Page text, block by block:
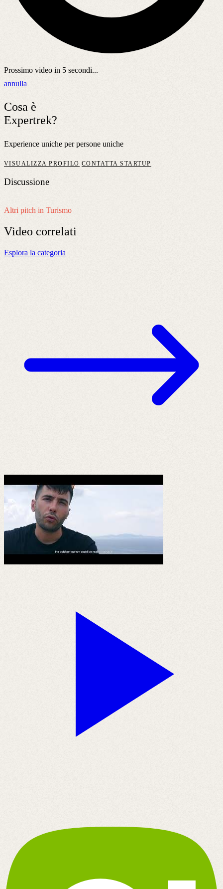
Prossimo video in 5 secondi...
annulla
Cosa è
Expertrek?
Experience uniche per persone uniche
VISUALIZZA PROFILO CONTATTA STARTUP
Discussione
Altri pitch in Turismo
Video correlati
Esplora la categoria